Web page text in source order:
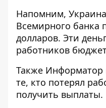
Напомним,
Всемирного банка
долларов. Эти
работников
Также Информатор
те, кто потерял
получить выплаты.